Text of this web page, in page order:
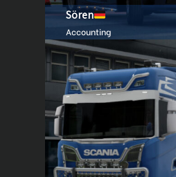
Sören
Accounting